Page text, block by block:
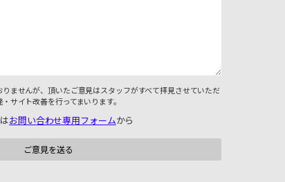
ませんが、頂いたご意見はスタッフがすべて拝見させていただ
サイト改善を行ってまいります。
お問い合わせ専用フォームから